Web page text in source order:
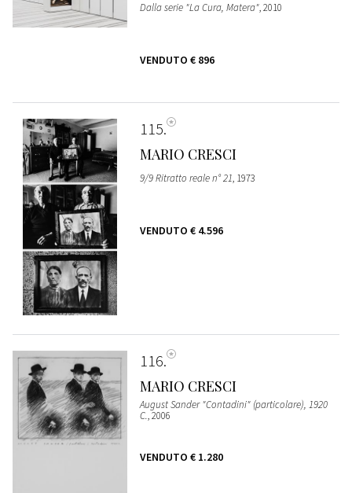
Dalla serie "La Cura, Matera", 2010
VENDUTO € 896
115
MARIO CRESCI
9/9 Ritratto reale n° 21, 1973
VENDUTO € 4.596
116
MARIO CRESCI
August Sander "Contadini" (particolare), 1920
C., 2006
VENDUTO € 1.280